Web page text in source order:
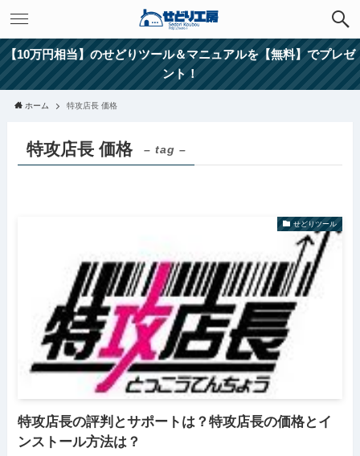
【10万円相当】のせどりツール＆マニュアルを【無料】でプレゼ
ント！
ホーム 特攻店長 価格
特攻店長 価格 – tag –
せどりツール
特攻店長の評判とサポートは？特攻店長の価格とイ
ンストール方法は？